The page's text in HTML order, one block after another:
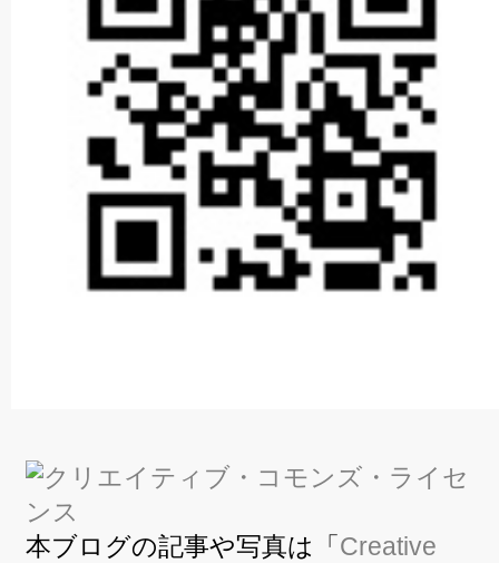
本ブログの記事や写真は「 Creative